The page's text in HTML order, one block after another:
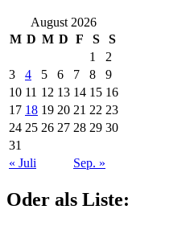
August 2026
M D M D F S
S
1
2
3
4 5 6 7 8
9
10 11 12 13 14 15 16
17 18 19 20 21 22 23
24 25 26 27 28 29 30
31
« Juli
Sep. »
Oder als Liste: